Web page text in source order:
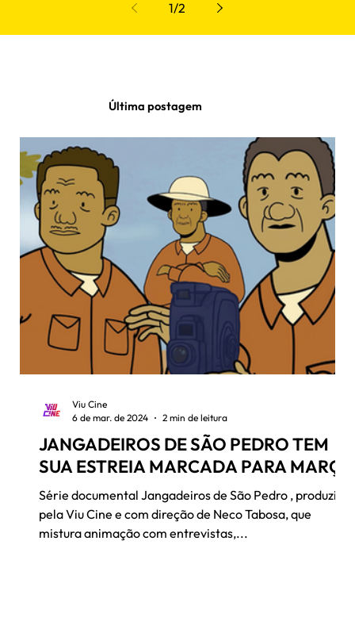
1/2
Última postagem
JANGADEIROS DE SÃO PEDRO TEM
SUA ESTREIA MARCADA PARA MARÇO
Série documental Jangadeiros de São Pedro , produzida
pela Viu Cine e com direção de Neco Tabosa, que
mistura animação com entrevistas,...
Viu Cine
6 de mar. de 2024
2 min de leitura